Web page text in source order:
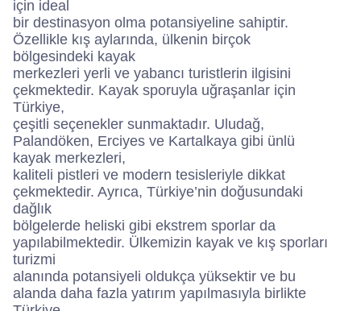
için ideal
bir destinasyon olma potansiyeline sahiptir.
Özellikle kış aylarında, ülkenin birçok
bölgesindeki kayak
merkezleri yerli ve yabancı turistlerin ilgisini
çekmektedir. Kayak sporuyla uğraşanlar için
Türkiye,
çeşitli seçenekler sunmaktadır. Uludağ,
Palandöken, Erciyes ve Kartalkaya gibi ünlü
kayak merkezleri,
kaliteli pistleri ve modern tesisleriyle dikkat
çekmektedir. Ayrıca, Türkiye’nin doğusundaki
dağlık
bölgelerde heliski gibi ekstrem sporlar da
yapılabilmektedir. Ülkemizin kayak ve kış sporları
turizmi
alanında potansiyeli oldukça yüksektir ve bu
alanda daha fazla yatırım yapılmasıyla birlikte